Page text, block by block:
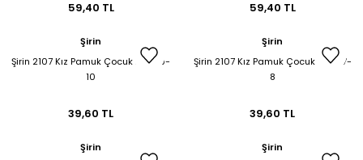
59,40 TL 59,40 TL
Şirin
Şirin 2107 Kız Pamuk Çocuk Patik 9-
10
39,60 TL
Şirin
Şirin 2107 Kız Pamuk Çocuk Patik 7-
8
39,60 TL
Şirin
Şirin